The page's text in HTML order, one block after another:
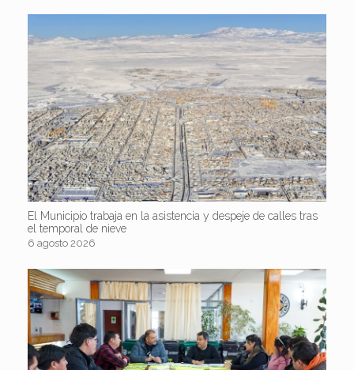
El Municipio trabaja en la asistencia y despeje de calles tras
el temporal de nieve
6 agosto 2026